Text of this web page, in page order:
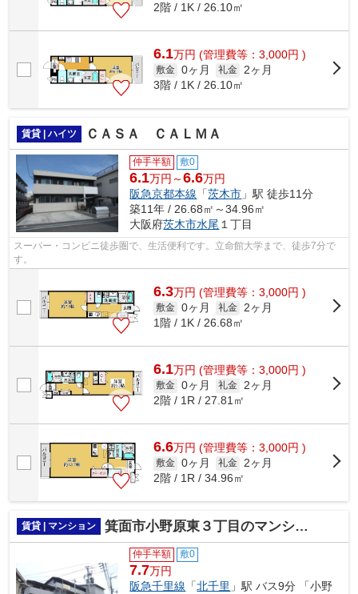
2階 / 1K / 26.10㎡
6.1万円 (管理費等：3,000円 )
敷金 0ヶ月 礼金
2ヶ月
3階 / 1K / 26.10㎡
賃貸 | ハイツ ＣＡＳＡ ＣＡＬＭＡ
仲手半額 敷0
6.1万円～6.6万円
阪急京都本線 「茨木市 」駅 徒歩11分
築11年 / 26.68㎡～34.96㎡
大阪府茨木市水尾 １丁目
スーパー・コンビニ徒歩圏で、生活便利です。立命館大学まで、徒歩7分で
す。
6.3万円 (管理費等：3,000円 )
敷金 0ヶ月 礼金
2ヶ月
1階 / 1K / 26.68㎡
6.1万円 (管理費等：3,000円 )
敷金 0ヶ月 礼金
2ヶ月
2階 / 1R / 27.81㎡
6.6万円 (管理費等：3,000円 )
敷金 0ヶ月 礼金
2ヶ月
2階 / 1R / 34.96㎡
賃貸 | マンション 箕面市小野原東３丁目のマンション
仲手半額 敷0
7.7万円
阪急千里線 「北千里 」駅 バス9分 「小野